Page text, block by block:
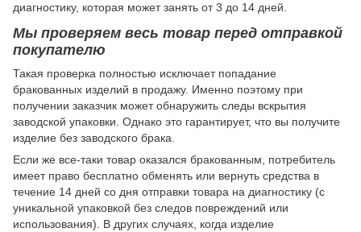
диагностику, которая может занять от 3 до 14 дней.
Мы проверяем весь товар перед отправкой
покупателю
Такая проверка полностью исключает попадание
бракованных изделий в продажу. Именно поэтому при
получении заказчик может обнаружить следы вскрытия
заводской упаковки. Однако это гарантирует, что вы получите
изделие без заводского брака.
Если же все-таки товар оказался бракованным, потребитель
имеет право бесплатно обменять или вернуть средства в
течение 14 дней со дня отправки товара на диагностику (с
уникальной упаковкой без следов повреждений или
использования). В других случаях, когда изделие